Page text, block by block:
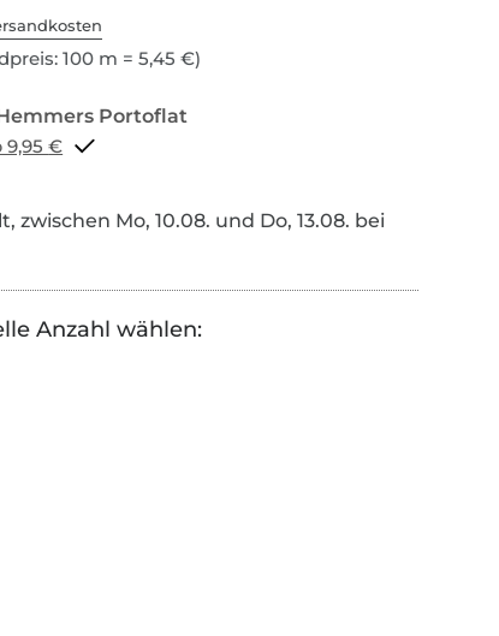
100 m = 5,45 €)
Portoflat schon ab 9,95 €
zwischen Mo, 10.08. und Do, 13.08. bei
Anzahl wählen: